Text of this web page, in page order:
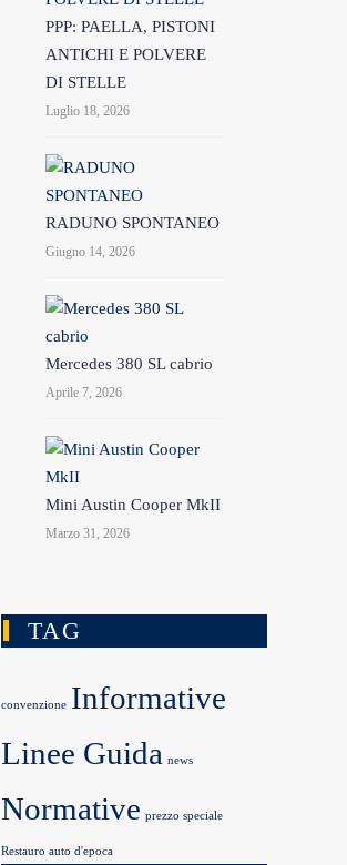
PPP: PAELLA, PISTONI
ANTICHI E POLVERE
DI STELLE
Luglio 18, 2026
RADUNO SPONTANEO
Giugno 14, 2026
Mercedes 380 SL cabrio
Aprile 7, 2026
Mini Austin Cooper MkII
Marzo 31, 2026
TAG
convenzione Informative
Linee Guida news
Normative prezzo speciale
Restauro auto d'epoca